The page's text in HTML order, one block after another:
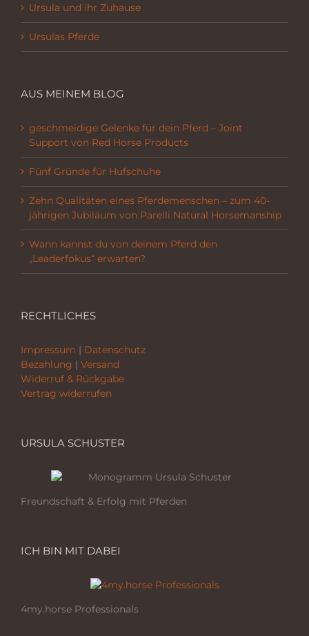
Ursula und ihr Zuhause
Ursulas Pferde
AUS MEINEM BLOG
geschmeidige Gelenke für dein Pferd – Joint
Support von Red Horse Products
Fünf Gründe für Hufschuhe
Zehn Qualitäten eines Pferdemenschen – zum 40-
jährigen Jubiläum von Parelli Natural Horsemanship
Wann kannst du von deinem Pferd den
„Leaderfokus“ erwarten?
RECHTLICHES
Impressum | Datenschutz
Bezahlung | Versand
Widerruf & Rückgabe
Vertrag widerrufen
URSULA SCHUSTER
Freundschaft & Erfolg mit Pferden
ICH BIN MIT DABEI
4my.horse Professionals